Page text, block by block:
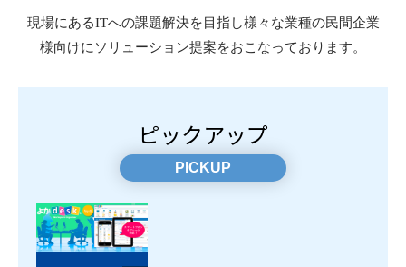
現場にあるITへの課題解決を目指し様々な業種の民間企業
様向けに ソリューション提案をおこなっております。
ピックアップ
PICKUP